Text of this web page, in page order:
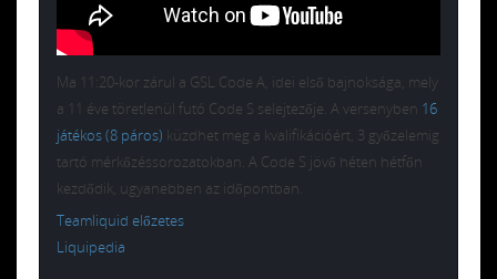
Ma 11:20-kor zárul a GSL Code A, idei első bajnoksága, mely
a 11 éve töretlenül futó Code S selejtezője. A versenyben 16
játékos (8 páros) küzdhet meg a kvalifikációért, 3 győzelemig
tartó mérkőzéssorozatokban. A Code S jövő héten hétfőn
kezdődik, ugyanebben az időpontban.
Teamliquid előzetes
Liquipedia